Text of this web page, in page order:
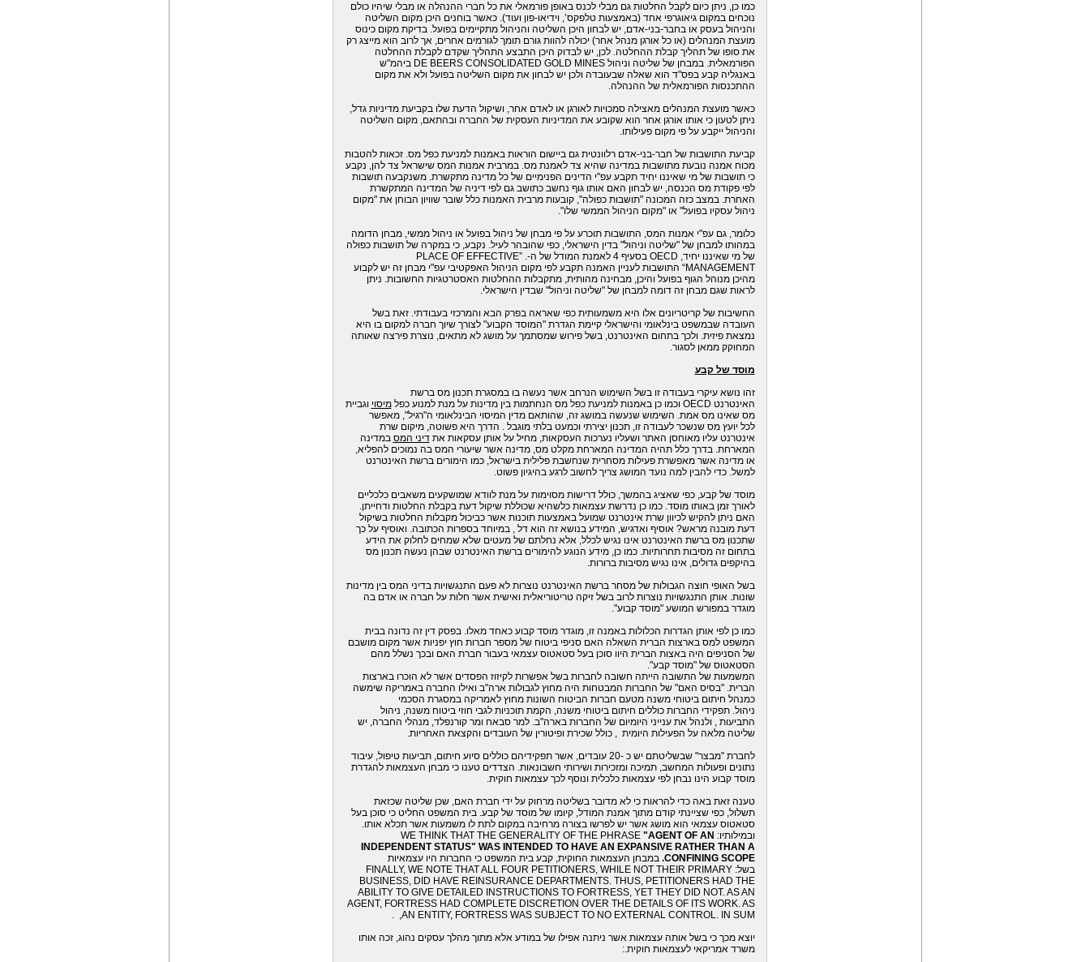
כמו כן, ניתן כיום לקבל החלטות גם מבלי לכנס באופן פורמאלי את כל חברי ההנהלה או מבלי שיהיו כולם
נוכחים במקום גיאוגרפי אחד (באמצעות טלפקס’, וידיאו-פון ועוד). כאשר בוחנים היכן מקום השליטה
והניהול בעסק או בחבר-בני-אדם, יש לבחון היכן השליטה והניהול מתקיימים בפועל. בדיקת מקום כינוס
מועצת המנהלים (או כל אורגן מנהל אחר) יכולה להוות גורם תומך לגורמים אחרים, אך לרוב הוא מייצג רק
את סופו של תהליך קבלת ההחלטה. לכן, יש לבדוק היכן התבצע התהליך שקדם לקבלת ההחלטה
הפורמאלית. במבחן של שליטה וניהולDE BEERS CONSOLIDATED GOLD MINES ביהמ"ש
באנגליה קבע בפס"ד הוא שאלה שבעובדה ולכן יש לבחון את מקום השליטה בפועל ולא את מקום
ההתכנסות הפורמאלית של ההנהלה.
כאשר מועצת המנהלים מאצילה סמכויות לאורגן או לאדם אחר, ושיקול הדעת שלו בקביעת מדיניות גדל,
ניתן לטעון כי אותו אורגן אחר הוא שקובע את המדיניות העסקית של החברה ובהתאם, מקום השליטה
והניהול ייקבע על פי מקום פעילותו.
קביעת התושבות של חבר-בני-אדם רלוונטית גם ביישום הוראות באמנות למניעת כפל מס. זכאות להטבות
מכוח אמנה נובעת מתושבות במדינה שהיא צד לאמנת מס. במרבית אמנות המס שישראל צד להן, נקבע
כי תושבות של מי שאיננו יחיד תקבע עפ"י הדינים הפנימיים של כל מדינה מתקשרת. משנקבעה תושבות
לפי פקודת מס הכנסה, יש לבחון האם אותו גוף נחשב כתושב גם לפי דיניה של המדינה המתקשרת
האחרת. במצב כזה המכונה "תושבות כפולה", קובעות מרבית האמנות כלל שובר שוויון הבוחן את "מקום
ניהול עסקיו בפועל" או "מקום הניהול הממשי שלו".
כלומר, גם עפ"י אמנות המס, התושבות תוכרע על פי מבחן של ניהול בפועל או ניהול ממשי, מבחן הדומה
במהותו למבחן של "שליטה וניהול" בדין הישראלי, כפי שהובהר לעיל. נקבע, כי במקרה של תושבות כפולה
של מי שאיננו יחיד, OECD בסעיף 4 לאמנת המודל של ה-. ”
PLACE OF EFFECTIVE
MANAGEMENT“ התושבות לעניין האמנה תקבע לפי מקום הניהול האפקטיבי עפ"י מבחן זה יש לקבוע
מהיכן מנוהל הגוף בפועל והיכן, מבחינה מהותית, מתקבלות ההחלטות האסטרטגיות החשובות. ניתן
לראות שגם מבחן זה דומה למבחן של "שליטה וניהול" שבדין הישראלי.
החשיבות של קריטריונים אלו היא משמעותית כפי שאראה בפרק הבא והמרכזי בעבודתי. זאת בשל
העובדה שבמשפט בינלאומי והישראלי קיימת הגדרת "המוסד הקבוע" לצורך שיוך חברה למקום בו היא
נמצאת פיזית. ולכך בתחום האינטרנט, בשל פירוש שמסתמך על מושג לא מתאים, נוצרת פירצה שאותה
המחוקק ממאן לסגור.
מוסד של קבע
זהו נושא עיקרי בעבודה זו בשל השימוש הנרחב אשר נעשה בו במסגרת תכנון מס ברשת
האינטרנט OECD וכמו כן באמנות למניעת כפל מס הנחתמות בין מדינות על מנת למנוע כפלמיסוי וגביית
מס שאינו מס אמת. השימוש שנעשה במושג זה, שהותאם מדין המיסוי הבינלאומי ה"רגיל", מאפשר
לכל יועץ מס שנשכר לעבודה זו, תכנון יצירתי וכמעט בלתי מוגבל . הדרך היא פשוטה, מיקום שרת
אינטרנט עליו מאוחסן האתר ושעליו נערכות העסקאות, מחיל על אותן עסקאות אתדיני המס במדינה
המארחת. בדרך כלל תהיה המדינה המארחת מקלט מס, מדינה אשר שיעורי המס בה נמוכים להפליא,
או מדינה אשר מאפשרת פעילות מסחרית שנחשבת פלילית בישראל, כמו הימורים ברשת האינטרנט
למשל. כדי להבין למה נועד המושג צריך לחשוב לרגע בהיגיון פשוט.
מוסד של קבע, כפי שאציג בהמשך, כולל דרישות מסוימות על מנת לוודא שמושקעים משאבים כלכליים
לאורך זמן באותו מוסד. כמו כן נדרשת עצמאות כלשהיא שכוללת שיקול דעת בקבלת החלטות ודחייתן.
האם ניתן להקיש לכיוון שרת אינטרנט שמועל באמצעות תוכנות אשר כביכול מקבלות החלטות בשיקול
דעת מובנה מראש? אוסיף ואדגיש, המידע בנושא זה הוא דל , במיוחד בספרות הכתובה. ואוסיף על כך
שתכנון מס ברשת האינטרנט אינו נגיש לכלל, אלא נחלתם של מעטים שלא שמחים לחלוק את הידע
בתחום זה מסיבות תחרותיות. כמו כן, מידע הנוגע להימורים ברשת האינטרנט שבהן נעשה תכנון מס
בהיקפים גדולים, אינו נגיש מסיבות ברורות.
בשל האופי חוצה הגבולות של מסחר ברשת האינטרנט נוצרות לא פעם התנגשויות בדיני המס בין מדינות
שונות. אותן התנגשויות נוצרות לרוב בשל זיקה טריטוריאלית ואישית אשר חלות על חברה או אדם בה
מוגדר במפורש המושע "מוסד קבוע".
כמו כן לפי אותן הגדרות הכלולות באמנה זו, מוגדר מוסד קבוע כאחד מאלו. בפסק דין זה נדונה בבית
המשפט למס בארצות הברית השאלה האם סניפי ביטוח של מספר חברות חוץ יפניות אשר מקום מושבם
של הסניפים היה באצות הברית היוו סוכן בעל סטאטוס עצמאי בעבור חברת האם ובכך נשלל מהם
הסטאטוס של "מוסד קבע".
המשמעות של התשובה הייתה חשובה לחברות בשל אפשרות לקיזוז הפסדים אשר לא הוכרו בארצות
הברית. "בסיס האם" של החברות המבטחות היה מחוץ לגבולות ארה"ב ואילו החברה באמריקה שימשה
כמנהל חיתום ביטוחי משנה מטעם חברות הביטוח השונות מחוץ לאמריקה במסגרת הסכמי
ניהול. תפקידי החברות כוללים חיתום ביטוחי משנה, הקמת תוכניות לגבי חוזי ביטוח משנה, ניהול
התביעות , ולנהל את ענייני היומיום של החברות בארה"ב. למר סבאח ומר קורנפלד, מנהלי החברה, יש
שליטה מלאה על הפעילות היומית , כולל שכירת ופיטורין של העובדים והקצאת האחריות.
לחברת "מבצר" שבשליטתם יש כ -20 עובדים, אשר תפקידיהם כוללים סיוע חיתום, תביעות טיפול, עיבוד
נתונים ופעולות המחשב, תמיכה ומזכירות ושירותי חשבונאות. הצדדים טענו כי מבחן העצמאות להגדרת
מוסד קבוע הינו נבחן לפי עצמאות כלכלית ונוסף לכך עצמאות חוקית.
טענה זאת באה כדי להראות כי לא מדובר בשליטה מרחוק על ידי חברת האם, שכן שליטה שכזאת
תשלול, כפי שציינתי קודם מתוך אמנת המודל, קיומו של מוסד של קבע. בית המשפט החליט כי סוכן בעל
סטאטוס עצמאי הוא מושג אשר יש לפרשו בצורה מרחיבה במקום לתת לו משמעות אשר תכלא אותו.
ובמילותיו:
WE THINK THAT THE GENERALITY OF THE PHRASE "AGENT OF AN
INDEPENDENT STATUS" WAS INTENDED TO HAVE AN EXPANSIVE RATHER THAN A
CONFINING SCOPE
.במבחן העצמאות החוקית, קבע בית המשפט כי החברות היו עצמאיות
בשל:FINALLY, WE NOTE THAT ALL FOUR PETITIONERS, WHILE NOT THEIR PRIMARY
BUSINESS, DID HAVE REINSURANCE DEPARTMENTS. THUS, PETITIONERS HAD THE
ABILITY TO GIVE DETAILED INSTRUCTIONS TO FORTRESS, YET THEY DID NOT. AS AN
AGENT, FORTRESS HAD COMPLETE DISCRETION OVER THE DETAILS OF ITS WORK. AS
AN ENTITY, FORTRESS WAS SUBJECT TO NO EXTERNAL CONTROL. IN SUM,
.
יוצא מכך כי בשל אותה עצמאות אשר ניתנה אפילו של במודע אלא מתוך מהלך עסקים נהוג, זכה אותו
משרד אמריקאי לעצמאות חוקית.: